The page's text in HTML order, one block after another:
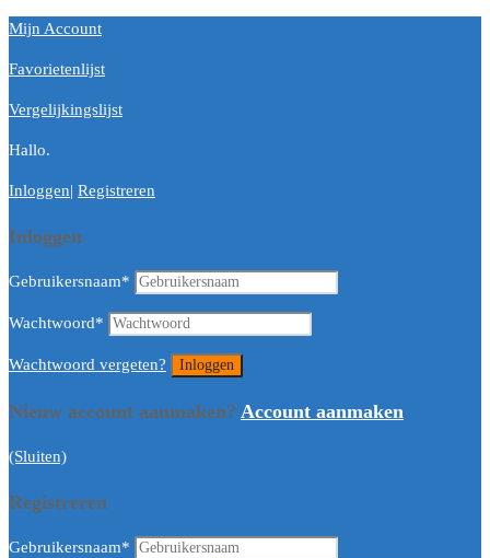
Mijn Account
Favorietenlijst
Vergelijkingslijst
Hallo.
Inloggen| Registreren
Inloggen
Gebruikersnaam*
Wachtwoord*
Wachtwoord vergeten?
Nieuw account aanmaken? Account aanmaken
(Sluiten)
Registreren
Gebruikersnaam*